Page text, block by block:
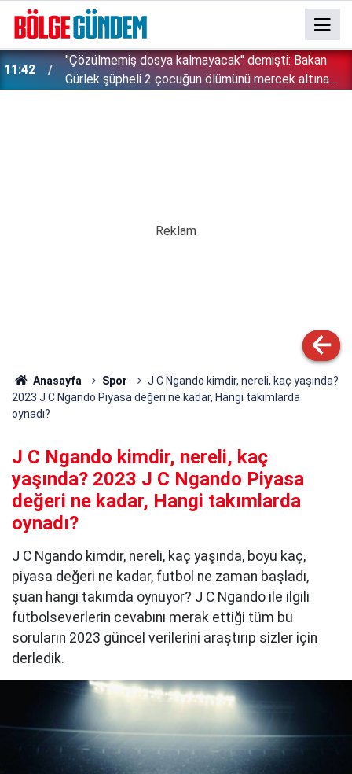
11:42
''Çözülmemiş dosya kalmayacak'' demişti: Bakan
Gürlek şüpheli 2 çocuğun ölümünü mercek altına
Anasayfa Spor
J C Ngando kimdir, nereli, kaç yaşında?
2023 J C Ngando Piyasa değeri ne kadar, Hangi takımlarda
oynadı?
J C Ngando kimdir, nereli, kaç
yaşında? 2023 J C Ngando Piyasa
değeri ne kadar, Hangi takımlarda
oynadı?
J C Ngando kimdir, nereli, kaç yaşında, boyu kaç,
piyasa değeri ne kadar, futbol ne zaman başladı,
şuan hangi takımda oynuyor? J C Ngando ile ilgili
futbolseverlerin cevabını merak ettiği tüm bu
soruların 2023 güncel verilerini araştırıp sizler için
derledik.